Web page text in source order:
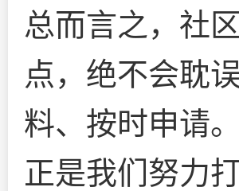
总而言之，社
点，绝不会耽
料、按时申请
正是我们努力